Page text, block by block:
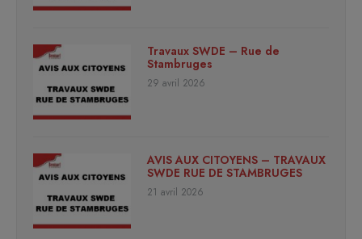
Travaux SWDE – Rue de
Stambruges
29 avril 2026
AVIS AUX CITOYENS – TRAVAUX
SWDE RUE DE STAMBRUGES
21 avril 2026